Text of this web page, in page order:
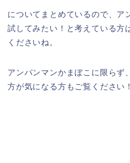
についてまとめているので、ア
試してみたい！と考えている方
くださいね。
アンパンマンかまぼこに限らず
方が気になる方もご覧ください！